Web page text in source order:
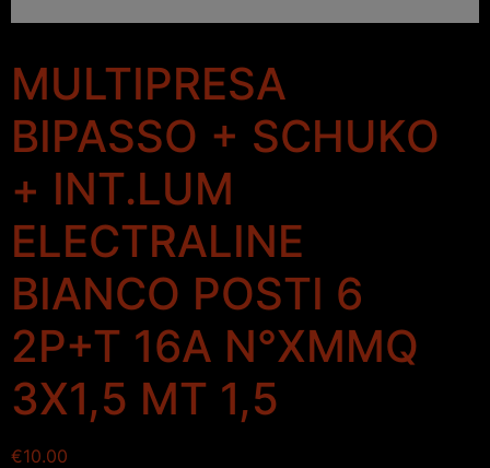
MULTIPRESA
BIPASSO + SCHUKO
+ INT.LUM
ELECTRALINE
BIANCO POSTI 6
2P+T 16A N°XMMQ
3X1,5 MT 1,5
€10.00